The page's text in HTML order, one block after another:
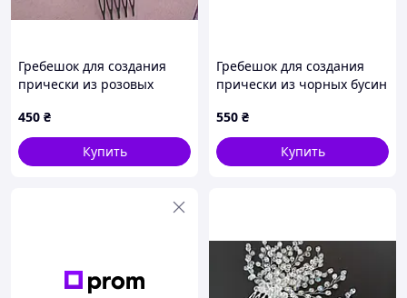
Гребешок для создания
прически из розовых
450 ₴
Купить
Гребешок для создания
прически из чорных бусин
550 ₴
Купить